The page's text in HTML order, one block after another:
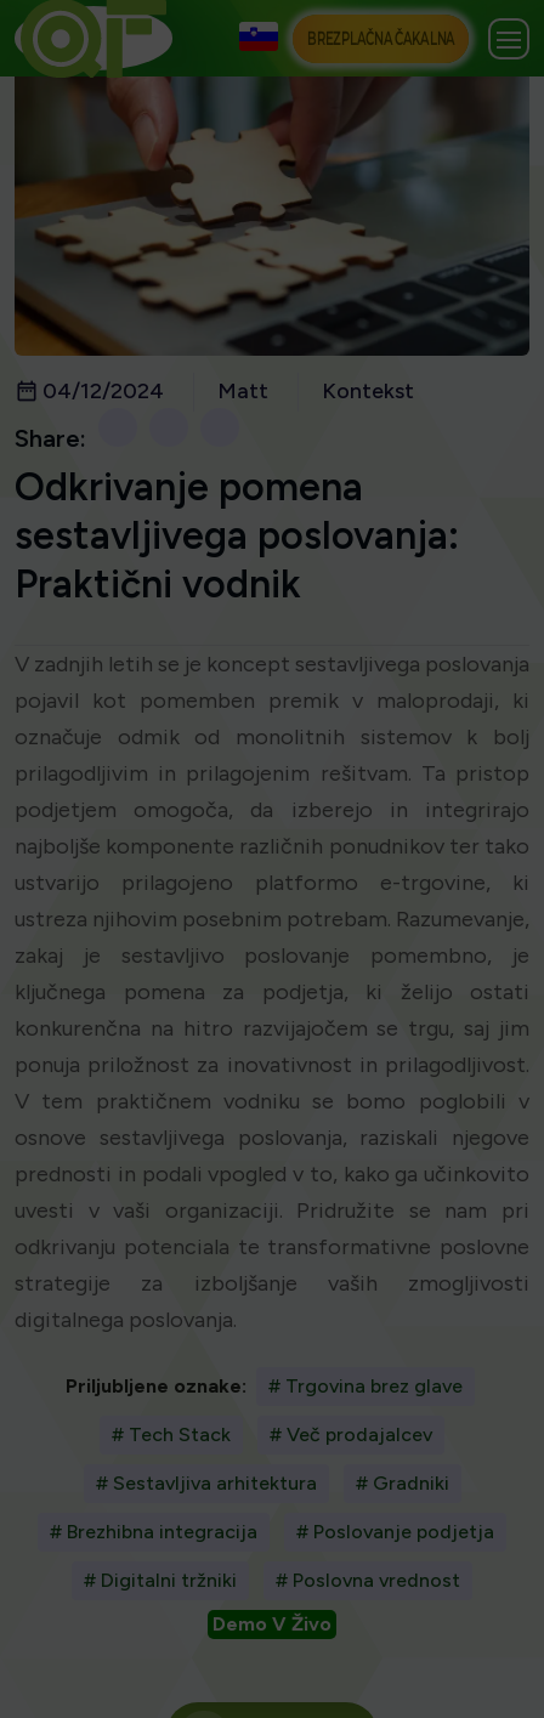
BREZPLAČNA ČAKALNA
04/12/2024 Matt Kontekst
Share:
Odkrivanje pomena
sestavljivega poslovanja:
Praktični vodnik
V zadnjih letih se je koncept sestavljivega poslovanja
pojavil kot pomemben premik v maloprodaji, ki
označuje odmik od monolitnih sistemov k bolj
prilagodljivim in prilagojenim rešitvam. Ta pristop
podjetjem omogoča, da izberejo in integrirajo
najboljše komponente različnih ponudnikov ter tako
ustvarijo prilagojeno platformo e-trgovine, ki
ustreza njihovim posebnim potrebam. Razumevanje,
zakaj je sestavljivo poslovanje pomembno, je
ključnega pomena za podjetja, ki želijo ostati
konkurenčna na hitro razvijajočem se trgu, saj jim
ponuja priložnost za inovativnost in prilagodljivost.
V tem praktičnem vodniku se bomo poglobili v
osnove sestavljivega poslovanja, raziskali njegove
prednosti in podali vpogled v to, kako ga učinkovito
uvesti v vaši organizaciji. Pridružite se nam pri
odkrivanju potenciala te transformativne poslovne
strategije za izboljšanje vaših zmogljivosti
digitalnega poslovanja.
Priljubljene oznake: # Trgovina brez glave
# Tech Stack # Več prodajalcev
# Sestavljiva arhitektura # Gradniki
# Brezhibna integracija # Poslovanje podjetja
# Digitalni tržniki
# Poslovna vrednost
Demo V Živo